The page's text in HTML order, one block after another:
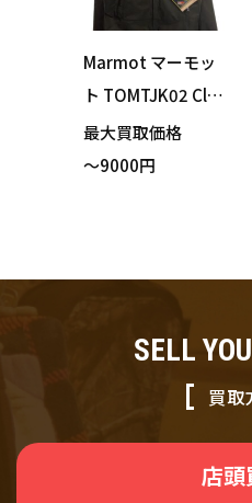
Marmot マーモッ
ト TOMTJK02 Clou
dbreaker Jacket
クラウドブレーカ
最大買取価格
～9000円
SELL
買取
店